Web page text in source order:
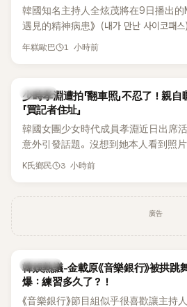
韓國知名主持人全炫茂將在9日播出的
遇見的精神病患》（내가 만난 사이코패
堪回首的戀愛經歷，自爆曾遭前女友
年糕歐巴 1 小時前
K-POP
少時孝淵遭拍「翻車照」不忍了！親
「買記者住址」
韓國女團少女時代成員孝淵近日出席活
意外引發話題。沒想到她本人看到照
而親自把照片放上IG限時動態開玩笑，
K氏鄉民 3 小時前
廣告
熱議討論
韓娛熱議-金載原《音樂銀行》被拱跳
爆：練習多久了？！
《音樂銀行》節目組似乎很喜歡讓主持